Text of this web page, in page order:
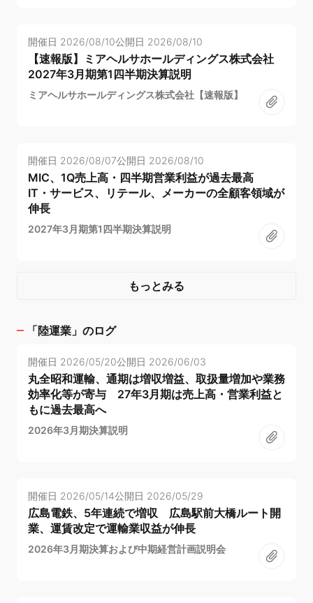
開催日 2026/08/10公開日 2026/08/10
【速報版】ミアヘルサホールディングス株式会社
2027年3月期第1四半期決算説明
ミアヘルサホールディングス株式会社【速報版】
開催日 2026/08/07公開日 2026/08/10
MIC、1Q売上高・四半期営業利益が過去最高
IT・サービス、リテール、メーカーの全顧客領域が
伸長
2027年3月期第1四半期決算説明
もっとみる
「陸運業 」のログ
開催日 2026/05/20公開日 2026/06/03
丸全昭和運輸、通期は増収増益、取扱量増加や業務
効率化等が寄与 27年3月期は売上高・営業利益と
もに過去最高へ
2026年3月期決算説明
開催日 2026/05/14公開日 2026/05/29
広島電鉄、5年連続で増収 広島駅前大橋ルート開
業、運賃改定で運輸業収益が伸長
2026年3月期決算および中期経営計画説明会